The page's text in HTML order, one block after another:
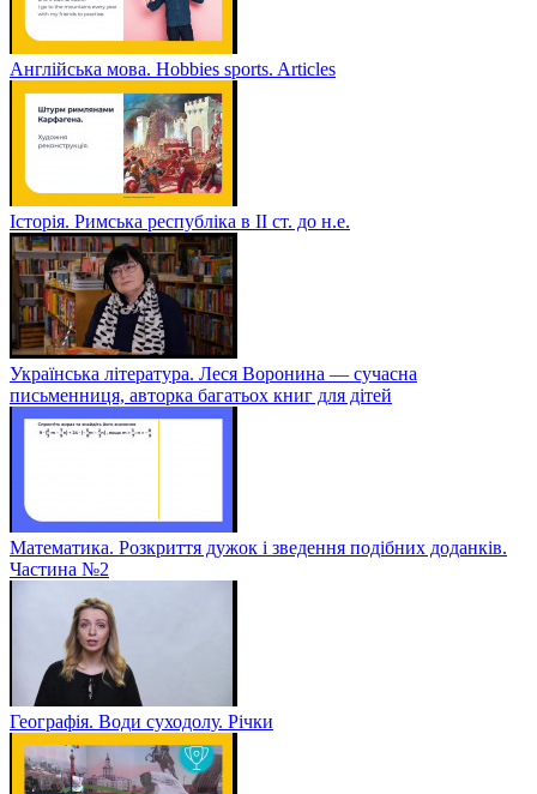
Англійська мова. Hobbies sports. Articles
Історія. Римська республіка в ІІ ст. до н.е.
Українська література. Леся Воронина — сучасна
письменниця, авторка багатьох книг для дітей
Математика. Розкриття дужок і зведення подібних доданків.
Частина №2
Географія. Води суходолу. Річки